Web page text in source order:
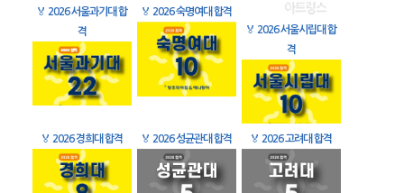
🏅 2026 서울과기대 합
격
🏅 2026 숙명여대 합격
🏅 2026 서울시립대 합
격
🏅 2026 경희대 합격 🏅 2026 성균관대 합격 🏅 2026 고려대 합격